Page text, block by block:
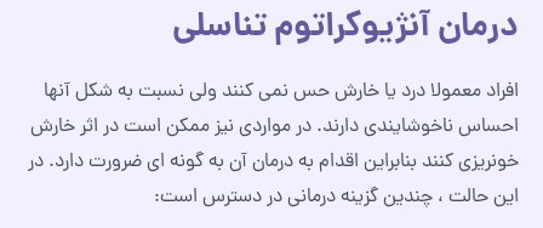
درمان آنژیوکراتوم تناسلی
افراد معمولا درد یا خارش حس نمی کنند ولی نسبت به شکل آنها
احساس ناخوشایندی دارند. در مواردی نیز ممکن است در اثر خارش
خونریزی کنند بنابراین اقدام به درمان آن به گونه ای ضرورت دارد. در
این حالت ، چندین گزینه درمانی در دسترس است: